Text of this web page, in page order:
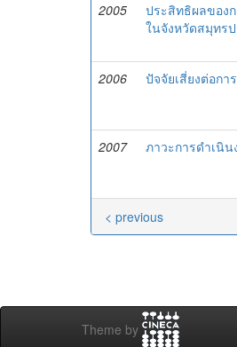
2005
ประสิทธิผลของ
ในจังหวัดสมุทร
2006
ปัจจัยเสี่ยงต่อก
2007
ภาวะการดำเนิ
< previous
Theme by